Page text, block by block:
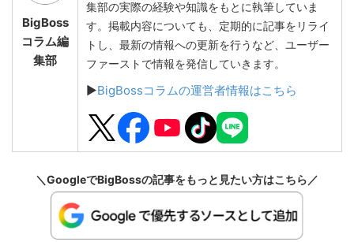
BigBoss
コラム編
集部
集部の実際の経験や知識をもとに執筆していま
す。掲載内容についても、定期的に記事をリライ
トし、最新の情報への更新を行うなど、ユーザー
ファーストで情報を発信していきます。
▶BigBossコラムの運営者情報はこちら
＼GoogleでBigBossの記事をもっと見たい方はこちら／